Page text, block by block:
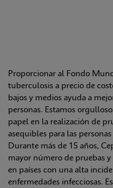
Proporcionar al Fondo
tuberculosis a precio de
bajos y medios ayuda a
personas. Estamos
papel en la realización de
asequibles para las
Durante más de 15 años,
mayor número de pruebas
en países con una alta
enfermedades infecciosas.